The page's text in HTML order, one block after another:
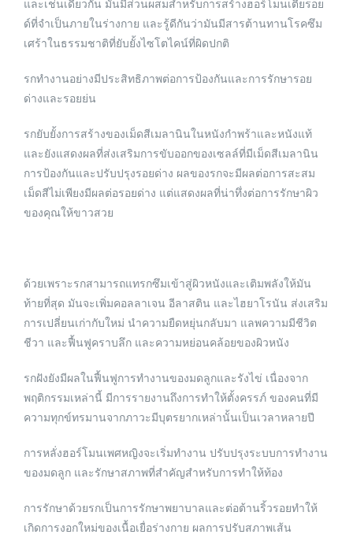
และเช่นเดียวกัน มันมีส่วนผสมสำหรับการสร้างฮอร์โมนเตียรอย
ด์ที่จำเป็นภายในร่างกาย และรู้ดีกันว่ามันมีสารต้านทานโรคซึม
เศร้าในธรรมชาติที่ยับยั้งไซโตไคน์ที่ผิดปกติ
รกทำงานอย่างมีประสิทธิภาพต่อการป้องกันและการรักษารอย
ด่างและรอยย่น
รกยับยั้งการสร้างของเม็ดสีเมลานินในหนังกำพร้าและหนังแท้
และยังแสดงผลที่ส่งเสริมการขับออกของเซลล์ที่มีเม็ดสีเมลานิน
การป้องกันและปรับปรุงรอยด่าง ผลของรกจะมีผลต่อการสะสม
เม็ดสีไม่เพียงมีผลต่อรอยด่าง แต่แสดงผลที่น่าทึ่งต่อการรักษาผิว
ของคุณให้ขาวสวย
ด้วยเพราะรกสามารถแทรกซึมเข้าสู่ผิวหนังและเติมพลังให้มัน
ท้ายที่สุด มันจะเพิ่มคอลลาเจน อีลาสติน และไฮยาโรนัน ส่งเสริม
การเปลี่ยนเก่ากับใหม่ นำความยืดหยุ่นกลับมา แลพความมีชีวิต
ชีวา และฟื้นฟูคราบลึก และความหย่อนคล้อยของผิวหนัง
รกฝังยังมีผลในฟื้นฟูการทำงานของมดลูกและรังไข่ เนื่องจาก
พฤติกรรมเหล่านี้ มีการรายงานถึงการทำให้ตั้งครรภ์ ของคนที่มี
ความทุกข์ทรมานจากภาวะมีบุตรยากเหล่านั้นเป็นเวลาหลายปี
การหลั่งฮอร์โมนเพศหญิงจะเริ่มทำงาน ปรับปรุงระบบการทำงาน
ของมดลูก และรักษาสภาพที่สำคัญสำหรับการทำให้ท้อง
การรักษาด้วยรกเป็นการรักษาพยาบาลและต่อต้านริ้วรอยทำให้
เกิดการงอกใหม่ของเนื้อเยื่อร่างกาย ผลการปรับสภาพเส้น